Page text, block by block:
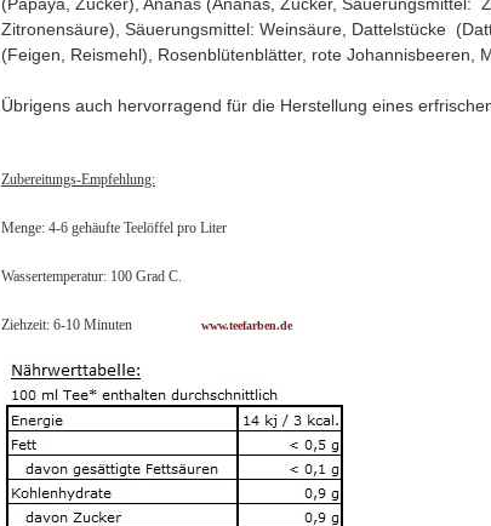
Zitronensäure), Säuerungsmittel: Weinsäure, Dattelstücke
(Feigen, Reismehl), Rosenblütenblätter, rote Johannisbeeren,
Übrigens auch hervorragend für die Herstellung eines
Zubereitungs-Empfehlung:
Menge: 4-6 gehäufte Teelöffel pro Liter
Wassertemperatur: 100 Grad C.
Ziehzeit: 6-10 Minuten www.teefarben.de